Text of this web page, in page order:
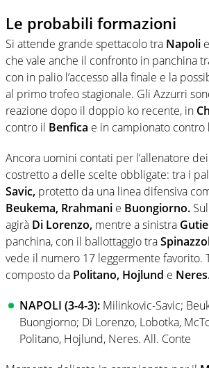
Le probabili formazioni
Si attende grande spettacolo tra Napoli e
che vale anche il confronto in panchina
con in palio l’accesso alla finale e la
al primo trofeo stagionale. Gli Azzurri
reazione dopo il doppio ko recente, in
contro il Benfica e in campionato contro
Ancora uomini contati per l’allenatore
costretto a delle scelte obbligate: tra i
Savic, protetto da una linea difensiva
Beukema, Rrahmani e Buongiorno.
agirà Di Lorenzo, mentre a sinistra
panchina, con il ballottaggio tra
vede il numero 17 leggermente favorito.
composto da Politano, Hojlund e
NAPOLI (3-4-3): Milinkovic-Savic;
Buongiorno; Di Lorenzo, Lobotka,
Politano, Hojlund, Neres. All. Conte